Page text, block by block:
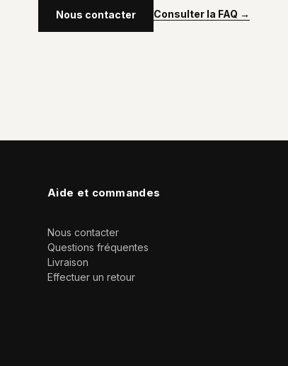
Nous contacter Consulter la FAQ →
Aide et commandes
Nous contacter
Questions fréquentes
Livraison
Effectuer un retour